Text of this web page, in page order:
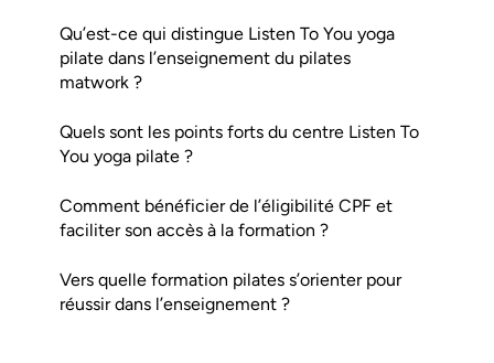
Qu’est-ce qui distingue Listen To You yoga
pilate dans l’enseignement du pilates
matwork ?
Quels sont les points forts du centre Listen To
You yoga pilate ?
Comment bénéficier de l’éligibilité CPF et
faciliter son accès à la formation ?
Vers quelle formation pilates s’orienter pour
réussir dans l’enseignement ?